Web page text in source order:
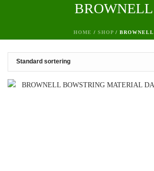
BROWNELL
HOME / SHOP/ BROWNELL